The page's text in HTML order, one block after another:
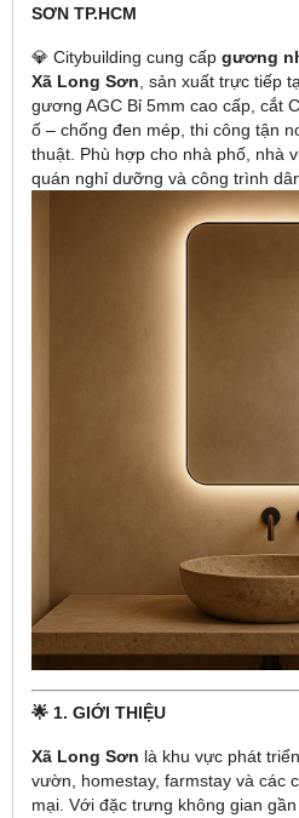
SƠN TP.HCM
💎 Citybuilding cung cấp gương
Xã Long Sơn , sản xuất trực tiếp
gương AGC Bỉ 5mm cao cấp, cắt
ố – chống đen mép, thi công tận
thuật. Phù hợp cho nhà phố, nhà
quán nghỉ dưỡng và công trình
🌟 1. GIỚI THIỆU
Xã Long Sơn là khu vực phát
vườn, homestay, farmstay và các
mại. Với đặc trưng không gian